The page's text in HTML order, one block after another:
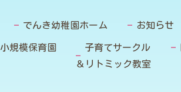
でんき幼稚園ホーム お知らせ
小規模保育園
子育てサークル
＆リトミック教室